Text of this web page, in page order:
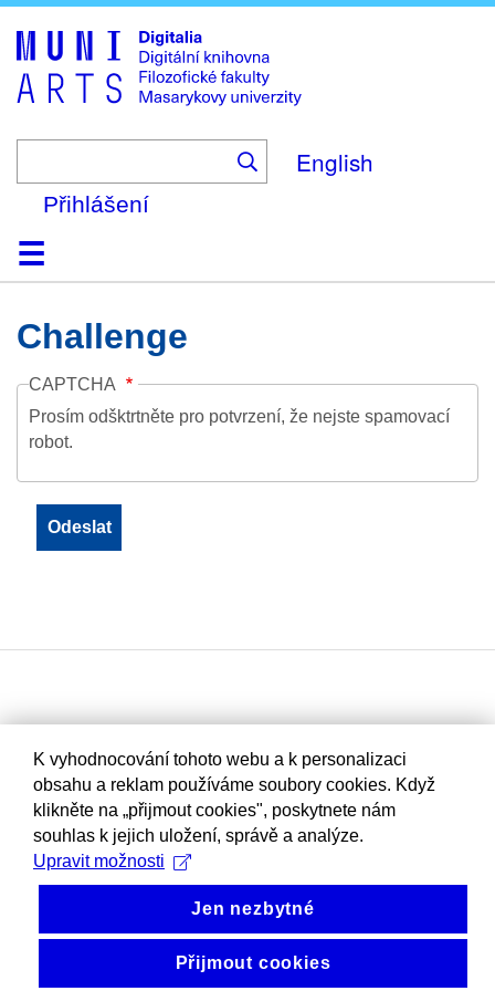
to
main
content
English
Přihlášení
DomůKolekce
Prohlížení
Vyhledávání
O platformě
Nápověda
KontaktDigitalia
Challenge
CAPTCHA
Prosím odšktrtněte pro potvrzení, že nejste spamovací
robot.
K vyhodnocování tohoto webu a k personalizaci
obsahu a reklam používáme soubory cookies. Když
klikněte na „přijmout cookies", poskytnete nám
souhlas k jejich uložení, správě a analýze.
Upravit možnosti
Jen nezbytné
Přijmout cookies